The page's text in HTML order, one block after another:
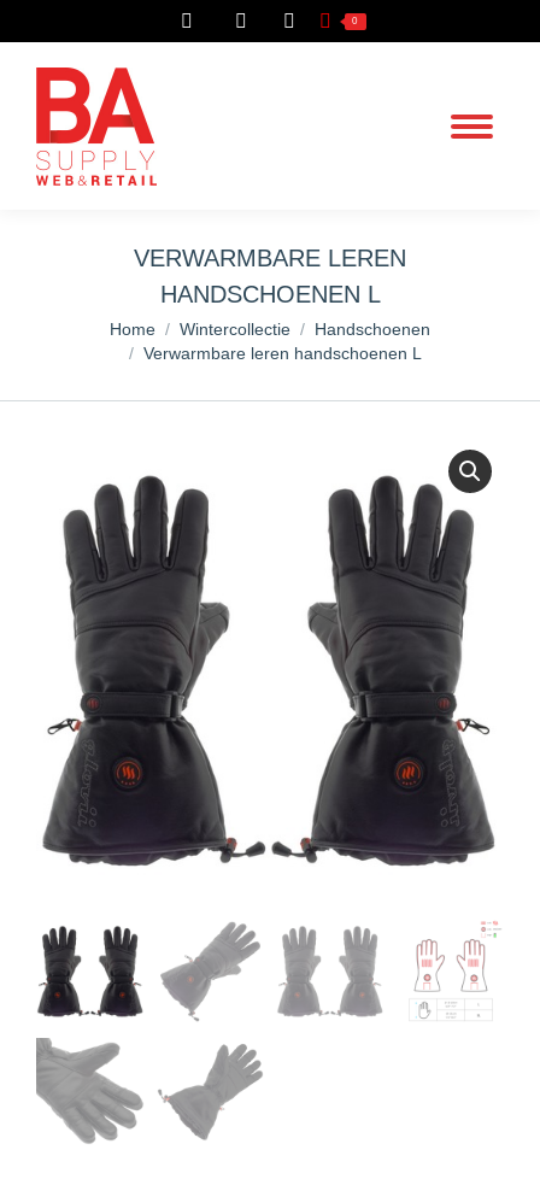
Search: 0
VERWARMBARE LEREN
HANDSCHOENEN L
You are here:
Home Wintercollectie
Handschoenen
Verwarmbare leren handschoenen L